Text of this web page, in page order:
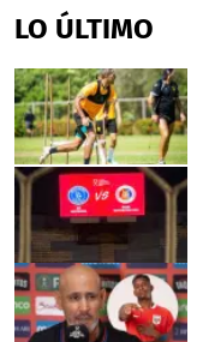
of
42
LO ÚLTIMO